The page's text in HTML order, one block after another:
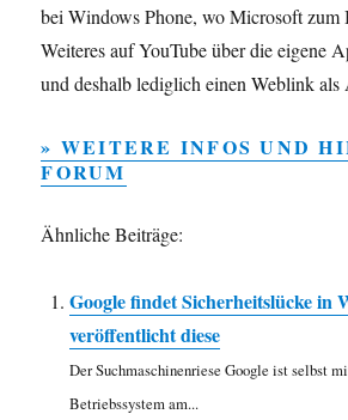
bei Windows Phone, wo Microsoft zum
Weiteres auf YouTube über die eigene
und deshalb lediglich einen Weblink als
» WEITERE INFOS UND
FORUM
Ähnliche Beiträge:
Google findet Sicherheitslücke in
veröffentlicht diese
Der Suchmaschinenriese Google ist selbst
Betriebssystem am...